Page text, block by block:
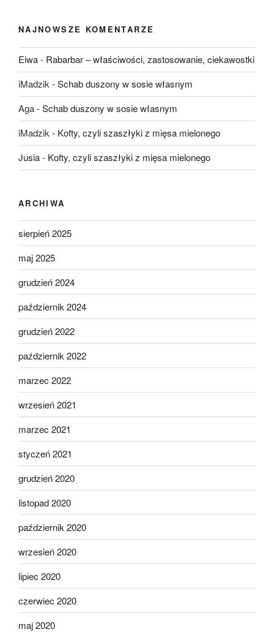
NAJNOWSZE KOMENTARZE
Eiwa- Rabarbar – właściwości, zastosowanie, ciekawostki
iMadzik -Schab duszony w sosie własnym
Aga-Schab duszony w sosie własnym
iMadzik - Kofty, czyli szaszłyki z mięsa mielonego
Jusia- Kofty, czyli szaszłyki z mięsa mielonego
ARCHIWA
sierpień 2025
maj 2025
grudzień 2024
październik 2024
grudzień 2022
październik 2022
marzec 2022
wrzesień 2021
marzec 2021
styczeń 2021
grudzień 2020
listopad 2020
październik 2020
wrzesień 2020
lipiec 2020
czerwiec 2020
maj 2020